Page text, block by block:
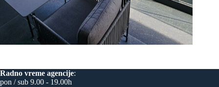
Radno vreme agencije:
pon / sub 9.00 - 19.00h